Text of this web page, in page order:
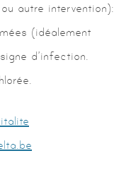
autre intervention) :
(idéalement
d’infection.